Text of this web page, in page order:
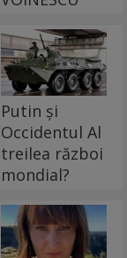
Putin și
Occidentul Al
treilea război
mondial?